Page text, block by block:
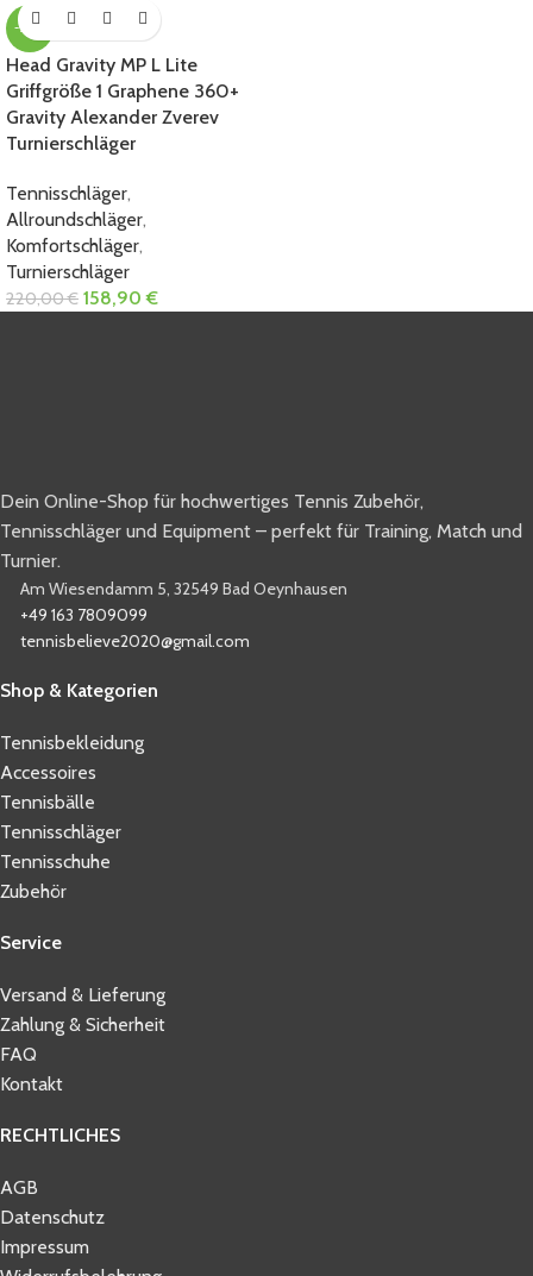
-28%
Head Gravity MP L Lite
Griffgröße 1 Graphene 360+
Gravity Alexander Zverev
Turnierschläger
Tennisschläger,
Allroundschläger,
Komfortschläger,
Turnierschläger
220,00€ 158,90€
Dein Online-Shop für hochwertiges Tennis Zubehör,
Tennisschläger und Equipment – perfekt für Training, Match und
Turnier.
Am Wiesendamm 5, 32549 Bad Oeynhausen
+49 163 7809099
tennisbelieve2020@gmail.com
Shop & Kategorien
Tennisbekleidung
Accessoires
Tennisbälle
Tennisschläger
Tennisschuhe
Zubehör
Service
Versand & Lieferung
Zahlung & Sicherheit
FAQ
Kontakt
RECHTLICHES
AGB
Datenschutz
Impressum